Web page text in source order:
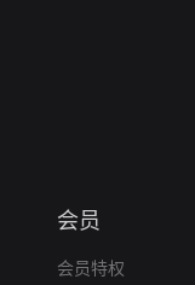
会员
会员特权